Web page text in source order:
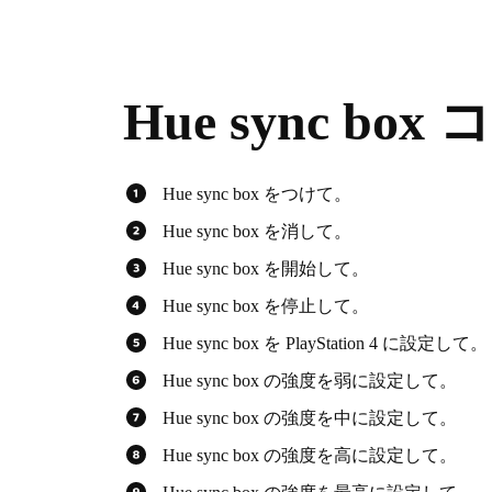
Hue sync box
Hue sync box をつけて。
Hue sync box を消して。
Hue sync box を開始して。
Hue sync box を停止して。
Hue sync box を PlayStation 4 に設定して。
Hue sync box の強度を弱に設定して。
Hue sync box の強度を中に設定して。
Hue sync box の強度を高に設定して。